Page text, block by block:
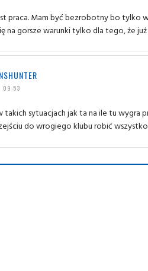
praca. Mam być bezrobotny bo tylko
na gorsze warunki tylko dla tego, że
09:53
takich sytuacjach jak ta na ile tu wygra
do wrogiego klubu robić